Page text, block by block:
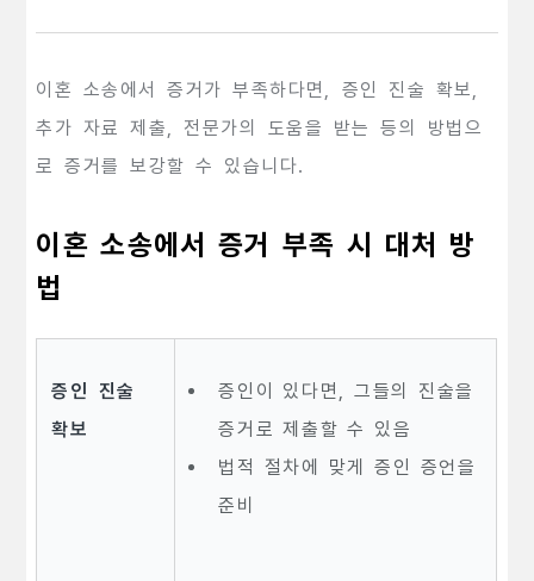
이혼 소송에서 증거가 부족하다면, 증인 진술 확보,
추가 자료 제출, 전문가의 도움을 받는 등의 방법으
로 증거를 보강할 수 있습니다.
이혼 소송에서 증거 부족 시 대처 방
법
증인 진술
확보
증인이 있다면, 그들의 진술을
증거로 제출할 수 있음
법적 절차에 맞게 증인 증언을
준비